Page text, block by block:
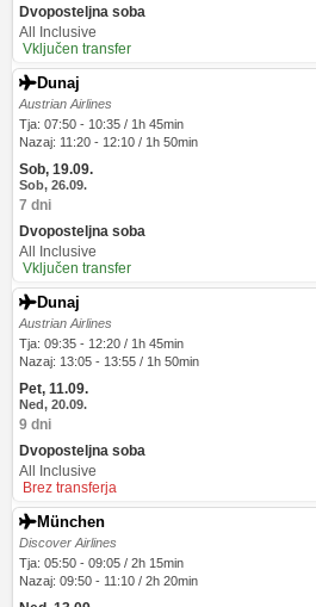
Dvoposteljna soba
All Inclusive
Vključen transfer
Dunaj
Austrian Airlines
Tja: 07:50 - 10:35 / 1h 45min
Nazaj: 11:20 - 12:10 / 1h 50min
Sob, 19.09.
Sob, 26.09.
7 dni
Dvoposteljna soba
All Inclusive
Vključen transfer
Dunaj
Austrian Airlines
Tja: 09:35 - 12:20 / 1h 45min
Nazaj: 13:05 - 13:55 / 1h 50min
Pet, 11.09.
Ned, 20.09.
9 dni
Dvoposteljna soba
All Inclusive
Brez transferja
München
Discover Airlines
Tja: 05:50 - 09:05 / 2h 15min
Nazaj: 09:50 - 11:10 / 2h 20min